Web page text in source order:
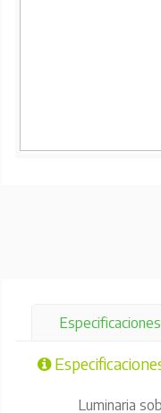
Especificaciones
Luminaria